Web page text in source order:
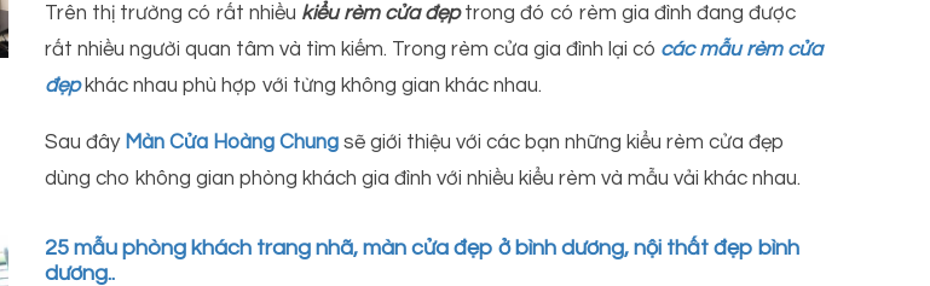
Trên thị trường có rất nhiều kiểu rèm cửa đẹptrong đó có rèm gia đình đang được
rất nhiều người quan tâm và tìm kiếm. Trong rèm cửa gia đình lại có các mẫu rèm cửa
đẹpkhác nhau phù hợp với từng không gian khác nhau.
Sau đâyMàn Cửa Hoàng Chung sẽ giới thiệu với các bạn những kiểu rèm cửa đẹp
dùng cho không gian phòng khách gia đình với nhiều kiểu rèm và mẫu vải khác nhau.
25 mẫu phòng khách trang nhã, màn cửa đẹp ở bình dương, nội thất đẹp bình
dương..